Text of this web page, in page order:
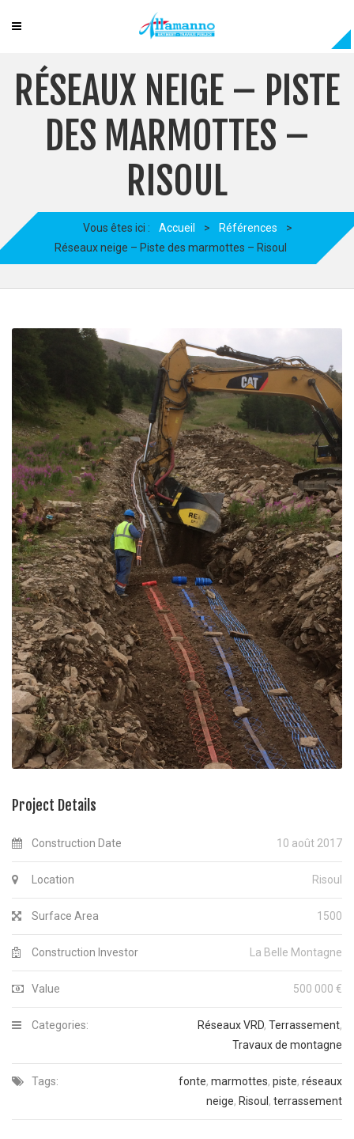
RÉSEAUX NEIGE – PISTE
DES MARMOTTES –
RISOUL
Vous êtes ici : Accueil > Références
>
Réseaux neige – Piste des marmottes – Risoul
Project Details
Construction Date 10 août 2017
Location Risoul
Surface Area 1500
Construction Investor La Belle Montagne
Value 500 000 €
Categories: Réseaux VRD, Terrassement,
Travaux de montagne
Tags: fonte, marmottes, piste, réseaux
neige, Risoul , terrassement